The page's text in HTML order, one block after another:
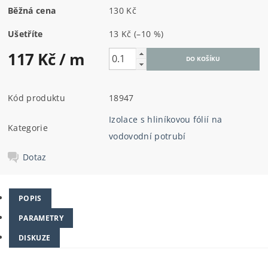
Běžná cena 130 Kč
Ušetříte 13 Kč(–10 %)
117 Kč/ m
Kód produktu 18947
Kategorie
Izolace s hliníkovou fólií na
vodovodní potrubí
Dotaz
POPIS
PARAMETRY
DISKUZE